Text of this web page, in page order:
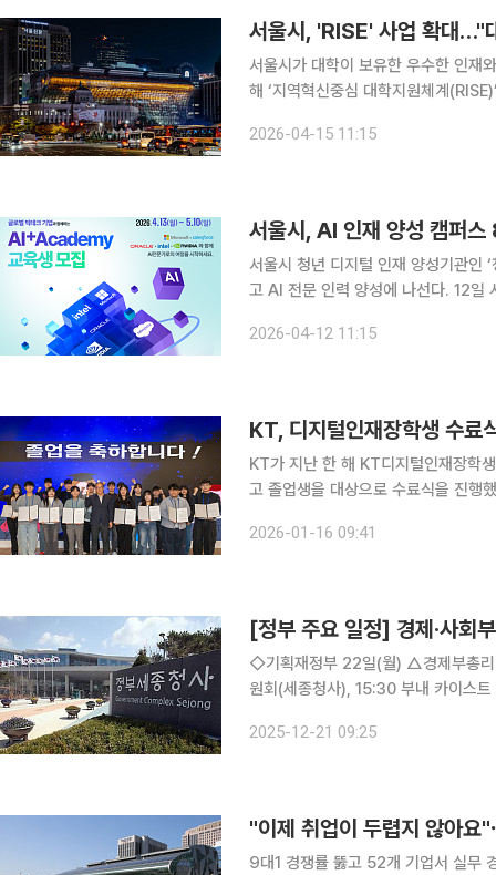
서울시, 'RISE' 사업 확대…"
서울시가 대학이 보유한 우수한 인재
해 ‘지역혁신중심 대학지원체계(RISE)’ 사업을
‘청년취업사관학교 대학+’는 높은
2026-04-15 11:15
서울시, AI 인재 양성 캠퍼
서울시 청년 디지털 인재 양성기관인
고 AI 전문 인력 양성에 나선다. 12일 시는 기존 3개였던 AI 특화 캠퍼스를 8개로 확대하고, 엔비디
2026-04-12 11:15
KT, 디지털인재장학생 수
KT가 지난 한 해 KT디지털인재장학
고 졸업생을 대상으로 수료식을 진행했다고 16일 밝혔다. 15일
램은 정보기술(IT)과 AI 분야 진출에
2026-01-16 09:41
[정부 주요 일정] 경제·사
◇기획재정부 22일(월) △경제부총리 09:30 군부대 방문(비공개), 10:30 제7차 공급망안정화위
원회(세종청사), 15:30 부내 카이스트 AI교육 종강식(비공
기금 출범 1주년, 국가 공급망의 버팀
2025-12-21 09:25
"이제 취업이 두렵지 않아
9대1 경쟁률 뚫고 52개 기업서 실무 경험